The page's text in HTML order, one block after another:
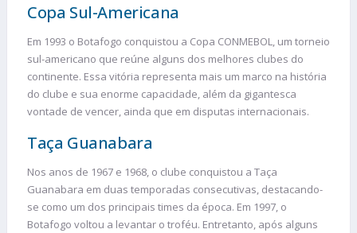
Copa Sul-Americana
Em 1993 o Botafogo conquistou a Copa CONMEBOL, um torneio
sul-americano que reúne alguns dos melhores clubes do
continente. Essa vitória representa mais um marco na história
do clube e sua enorme capacidade, além da gigantesca
vontade de vencer, ainda que em disputas internacionais.
Taça Guanabara
Nos anos de 1967 e 1968, o clube conquistou a Taça
Guanabara em duas temporadas consecutivas, destacando-
se como um dos principais times da época. Em 1997, o
Botafogo voltou a levantar o troféu. Entretanto, após alguns